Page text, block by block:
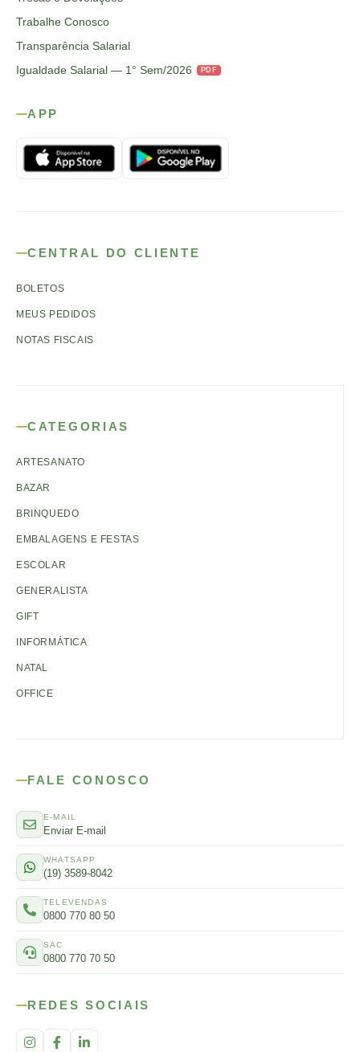
Trabalhe Conosco
Transparência Salarial
Igualdade Salarial — 1° Sem/2026
PDF
APP
CENTRAL DO CLIENTE
BOLETOS
MEUS PEDIDOS
NOTAS FISCAIS
CATEGORIAS
ARTESANATO
BAZAR
BRINQUEDO
EMBALAGENS E FESTAS
ESCOLAR
GENERALISTA
GIFT
INFORMÁTICA
NATAL
OFFICE
FALE CONOSCO
E-MAIL
Enviar E-mail
WHATSAPP
(19) 3589-8042
TELEVENDAS
0800 770 80 50
SAC
0800 770 70 50
REDES SOCIAIS